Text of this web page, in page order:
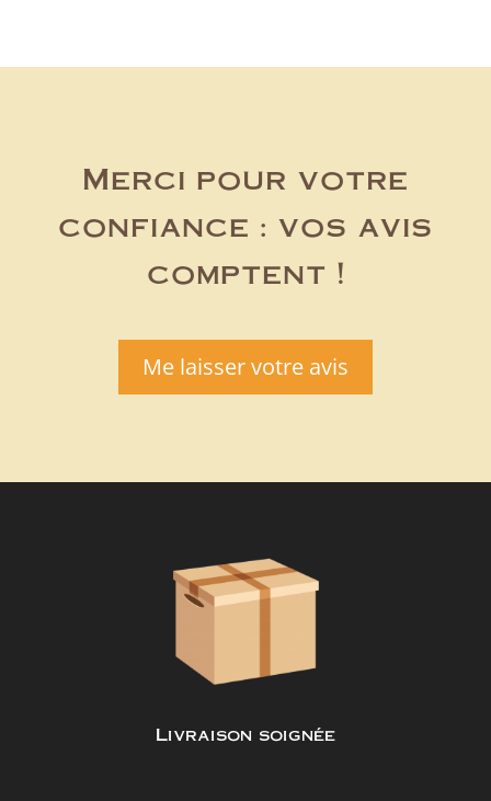
Merci pour votre
confiance : vos avis
comptent !
Me laisser votre avis
Livraison soignée